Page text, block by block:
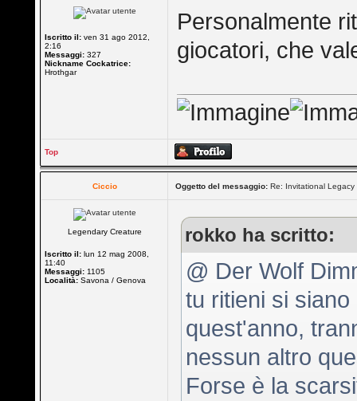
Iscritto il: ven 31 ago 2012,
2:16
Messaggi: 327
Nickname Cockatrice:
Hrothgar
Personalmente
giocatori, che
Top
Ciccio Oggetto del messaggio: Re: Invitational
Legendary Creature
Iscritto il: lun 12 mag 2008,
11:40
Messaggi: 1105
Località: Savona / Genova
rokko ha scritto:
@ Der Wolf
tu ritieni si
quest'anno,
nessun altro
Forse è la